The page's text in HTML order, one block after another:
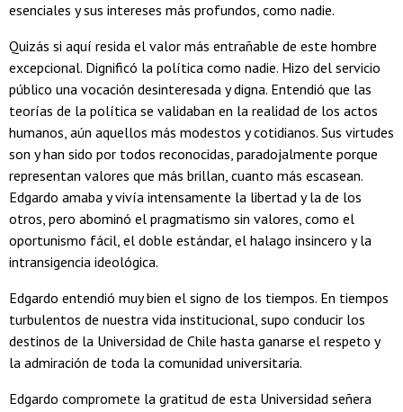
esenciales y sus intereses más profundos, como nadie.
Quizás si aquí resida el valor más entrañable de este hombre
excepcional. Dignificó la política como nadie. Hizo del servicio
público una vocación desinteresada y digna. Entendió que las
teorías de la política se validaban en la realidad de los actos
humanos, aún aquellos más modestos y cotidianos. Sus virtudes
son y han sido por todos reconocidas, paradojalmente porque
representan valores que más brillan, cuanto más escasean.
Edgardo amaba y vivía intensamente la libertad y la de los
otros, pero abominó el pragmatismo sin valores, como el
oportunismo fácil, el doble estándar, el halago insincero y la
intransigencia ideológica.
Edgardo entendió muy bien el signo de los tiempos. En tiempos
turbulentos de nuestra vida institucional, supo conducir los
destinos de la Universidad de Chile hasta ganarse el respeto y
la admiración de toda la comunidad universitaria.
Edgardo compromete la gratitud de esta Universidad señera